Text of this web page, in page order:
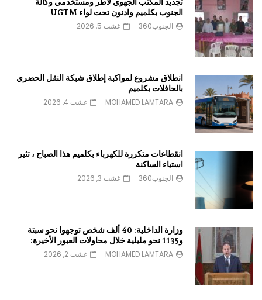
الجنوب بكلميم وادنون تحت لواء UGTM
الجنوب360 غشت 5, 2026
انطلاق مشروع لمواكبة إطلاق شبكة النقل الحضري
بالحافلات بكلميم
MOHAMED LAMTARA غشت 4, 2026
انقطاعات متكررة للكهرباء بكلميم هذا الصباح ، تثير
استياء الساكنة
الجنوب360 غشت 3, 2026
وزارة الداخلية: 40 ألف شخص توجهوا نحو سبتة
و1135 نحو مليلية خلال محاولات العبور الأخيرة:
MOHAMED LAMTARA غشت 2, 2026